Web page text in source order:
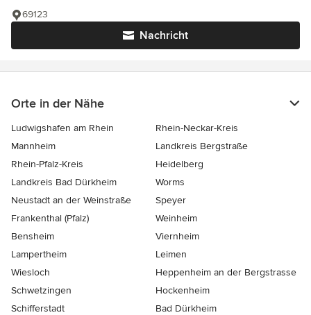
Nachricht
69123
Orte in der Nähe
Ludwigshafen am Rhein
Rhein-Neckar-Kreis
Mannheim
Landkreis Bergstraße
Rhein-Pfalz-Kreis
Heidelberg
Landkreis Bad Dürkheim
Worms
Neustadt an der Weinstraße
Speyer
Frankenthal (Pfalz)
Weinheim
Bensheim
Viernheim
Lampertheim
Leimen
Wiesloch
Heppenheim an der Bergstrasse
Schwetzingen
Hockenheim
Schifferstadt
Bad Dürkheim